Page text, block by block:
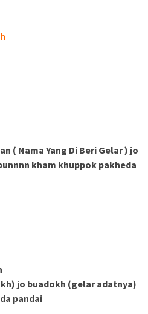
( Nama Yang Di Beri Gelar ) jo
kham khuppok pakheda
jo buadokh (gelar adatnya)
pandai